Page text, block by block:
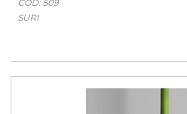
COD: 509
SURI